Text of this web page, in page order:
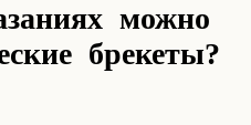
можно
брекеты?